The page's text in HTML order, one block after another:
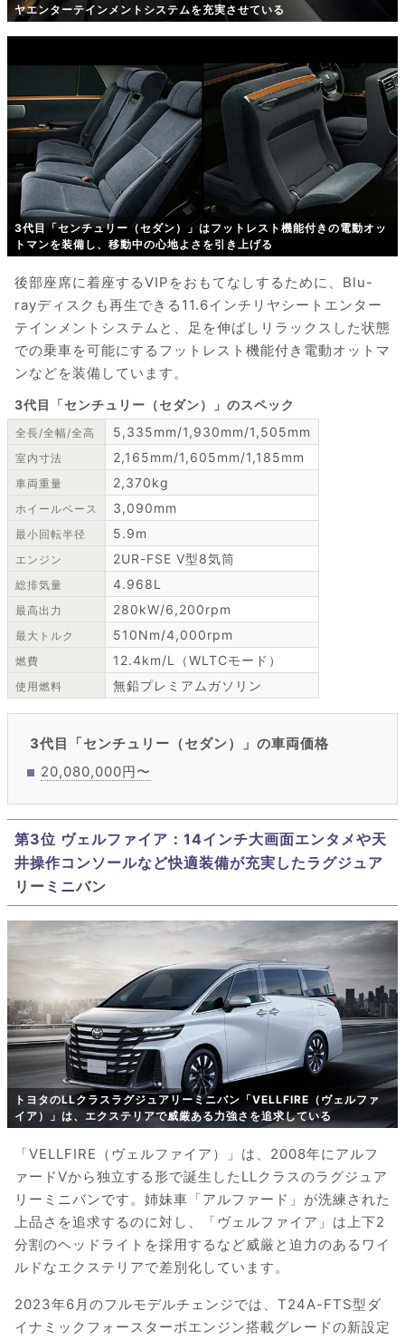
ヤエンターテインメントシステムを充実させている
3代目「センチュリー（セダン）」はフットレスト機能付きの電動オッ
トマンを装備し、移動中の心地よさを引き上げる
後部座席に着座するVIPをおもてなしするために、Blu-
rayディスクも再生できる11.6インチリヤシートエンター
テインメントシステムと、足を伸ばしリラックスした状態
での乗車を可能にするフットレスト機能付き電動オットマ
ンなどを装備しています。
3代目「センチュリー（セダン）」のスペック
全長/全幅/全高 5,335mm/1,930mm/1,505mm
室内寸法 2,165mm/1,605mm/1,185mm
車両重量 2,370kg
ホイールベース 3,090mm
最小回転半径 5.9m
エンジン 2UR-FSE V型8気筒
総排気量 4.968L
最高出力 280kW/6,200rpm
最大トルク 510Nm/4,000rpm
燃費 12.4km/L（WLTCモード）
使用燃料 無鉛プレミアムガソリン
3代目「センチュリー（セダン）」の車両価格
20,080,000円〜
第3位 ヴェルファイア：14インチ大画面エンタメや天
井操作コンソールなど快適装備が充実したラグジュア
リーミニバン
トヨタのLLクラスラグジュアリーミニバン「VELLFIRE（ヴェルファ
イア）」は、エクステリアで威厳ある力強さを追求している
「VELLFIRE（ヴェルファイア）」は、2008年にアルフ
ァードVから独立する形で誕生したLLクラスのラグジュア
リーミニバンです。姉妹車「アルファード」が洗練された
上品さを追求するのに対し、「ヴェルファイア」は上下2
分割のヘッドライトを採用するなど威厳と迫力のあるワイ
ルドなエクステリアで差別化しています。
2023年6月のフルモデルチェンジでは、T24A-FTS型ダ
イナミックフォースターボエンジン搭載グレードの新設定